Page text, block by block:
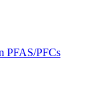
PFAS/PFCs